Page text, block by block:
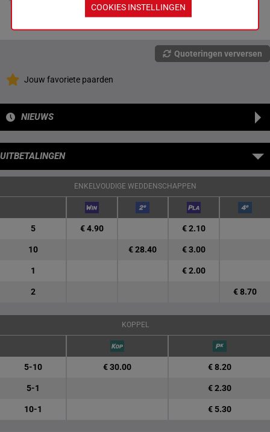
11 M/3 54 kg
5p
Quoteringen verversen
Jouw favoriete paarden
NIEUWS
UITBETALINGEN
ENKELVOUDIGE WEDDENSCHAPPEN
5 € 4.90 € 2.10
10 € 28.40 € 3.00
1 € 2.00
2 € 8.70
KOPPEL
5-10 € 30.00 € 8.20
5-1 € 2.30
10-1 € 5.30
COOKIES INSTELLINGEN